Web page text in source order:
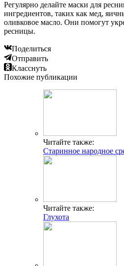
Регулярно делайте маски для
ингредиентов, таких как мед,
оливковое масло. Они помогут
ресницы.
Поделиться
Отправить
Класснуть
Похожие публикации
Читайте также:
Старинное народное
Читайте также:
Глухота